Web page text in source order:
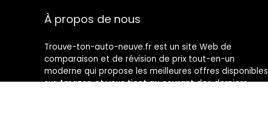
À propos de nous
Trouve-ton-auto-neuve.fr est un site Web de
comparaison et de révision de prix tout-en-un
moderne qui propose les meilleures offres disponibles
sur Amazon et vous tient au courant des derniers